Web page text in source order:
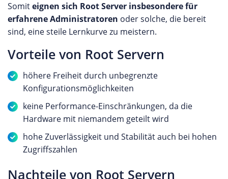
Somiteignen sich Root Server insbesondere für
erfahrene Administratoren oder solche, die bereit
sind, eine steile Lernkurve zu meistern.
Vorteile von Root Servern
höhere Freiheit durch unbegrenzte
Konfigurationsmöglichkeiten
keine Performance-Einschränkungen, da die
Hardware mit niemandem geteilt wird
hohe Zuverlässigkeit und Stabilität auch bei hohen
Zugriffszahlen
Nachteile von Root Servern